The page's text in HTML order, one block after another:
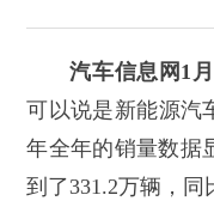
汽车信息网1
可以说是新能源汽
年全年的销量数据
到了331.2万辆，同